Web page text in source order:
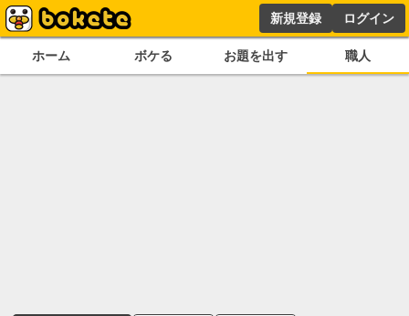
新規登録 ログイン
ホーム ボケる お題を出す 職人